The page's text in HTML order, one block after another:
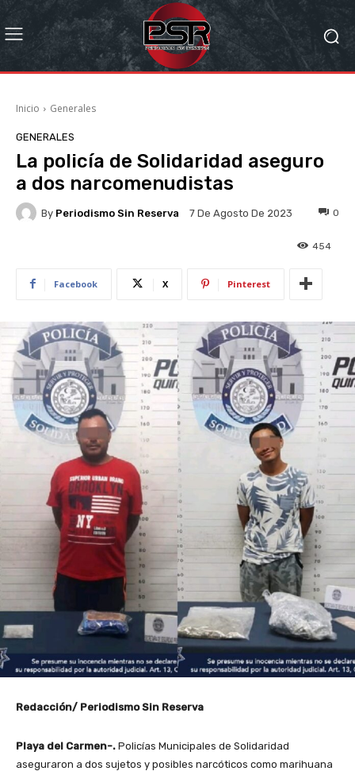
Inicio Generales
GENERALES
La policía de Solidaridad aseguro
a dos narcomenudistas
By Periodismo Sin Reserva 7 De Agosto De 2023 0
454
Facebook X Pinterest
Redacción/ Periodismo Sin Reserva
Playa del Carmen-. Policías Municipales de Solidaridad
aseguraron a dos sujetos y posibles narcóticos como marihuana